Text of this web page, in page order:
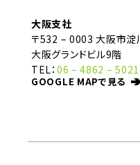
大阪支社
〒532 – 0003 大阪市
大阪グランドビル9階
TEL： 06 – 4862 – 5021
GOOGLE MAPで見る